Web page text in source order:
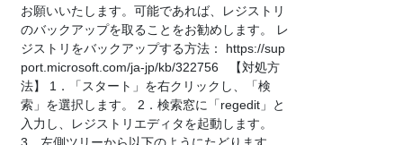
お願いいたします。可能であれば、レジストリ
のバックアップを取ることをお勧めします。 レ
ジストリをバックアップする方法： https://sup
port.microsoft.com/ja-jp/kb/322756 【対処方
法】 1．「スタート」を右クリックし、「検
索」を選択します。 2．検索窓に「regedit」と
入力し、レジストリエディタを起動します。